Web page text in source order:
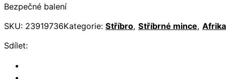
Bezpečné balení
SKU: 23919736Kategorie: Stříbro, Stříbrné mince, Afrika
Sdílet: